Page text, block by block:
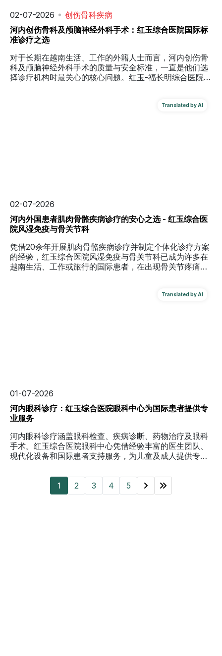
02-07-2026
创伤骨科疾病
河内创伤骨科及颅脑神经外科手术：红玉综合医院国际标
准诊疗之选
对于长期在越南生活、工作的外籍人士而言，河内创伤骨
科及颅脑神经外科手术的质量与安全标准，一直是他们选
择诊疗机构时最关心的核心问题。红玉-福长明综合医院创
国内乃至外国患者群体中备受信赖的骨科创伤与神经外科
02-07-2026
河内外国患者肌肉骨骼疾病诊疗的安心之选 - 红玉综合医
院风湿免疫与骨关节科
凭借20余年开展肌肉骨骼疾病诊疗并制定个体化诊疗方案
的经验，红玉综合医院风湿免疫与骨关节科已成为许多在
越南生活、工作或旅行的国际患者，在出现骨关节疼痛、
01-07-2026
河内眼科诊疗：红玉综合医院眼科中心为国际患者提供专
业服务
河内眼科诊疗涵盖眼科检查、疾病诊断、药物治疗及眼科
手术。红玉综合医院眼科中心凭借经验丰富的医生团队、
现代化设备和国际患者支持服务，为儿童及成人提供专
1
2 3 4 5